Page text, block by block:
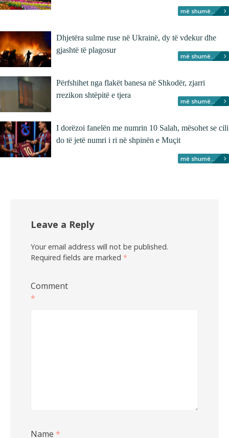
më shumë...
Dhjetëra sulme ruse në Ukrainë, dy të vdekur dhe
gjashtë të plagosur
më shumë...
Përfshihet nga flakët banesa në Shkodër, zjarri
rrezikon shtëpitë e tjera
më shumë...
I dorëzoi fanelën me numrin 10 Salah, mësohet se cili
do të jetë numri i ri në shpinën e Muçit
më shumë...
Leave a Reply
Your email address will not be published.
Required fields are marked *
Comment
*
Name *